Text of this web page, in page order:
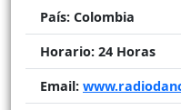
País: Colombia
Horario: 24 Horas
Email: